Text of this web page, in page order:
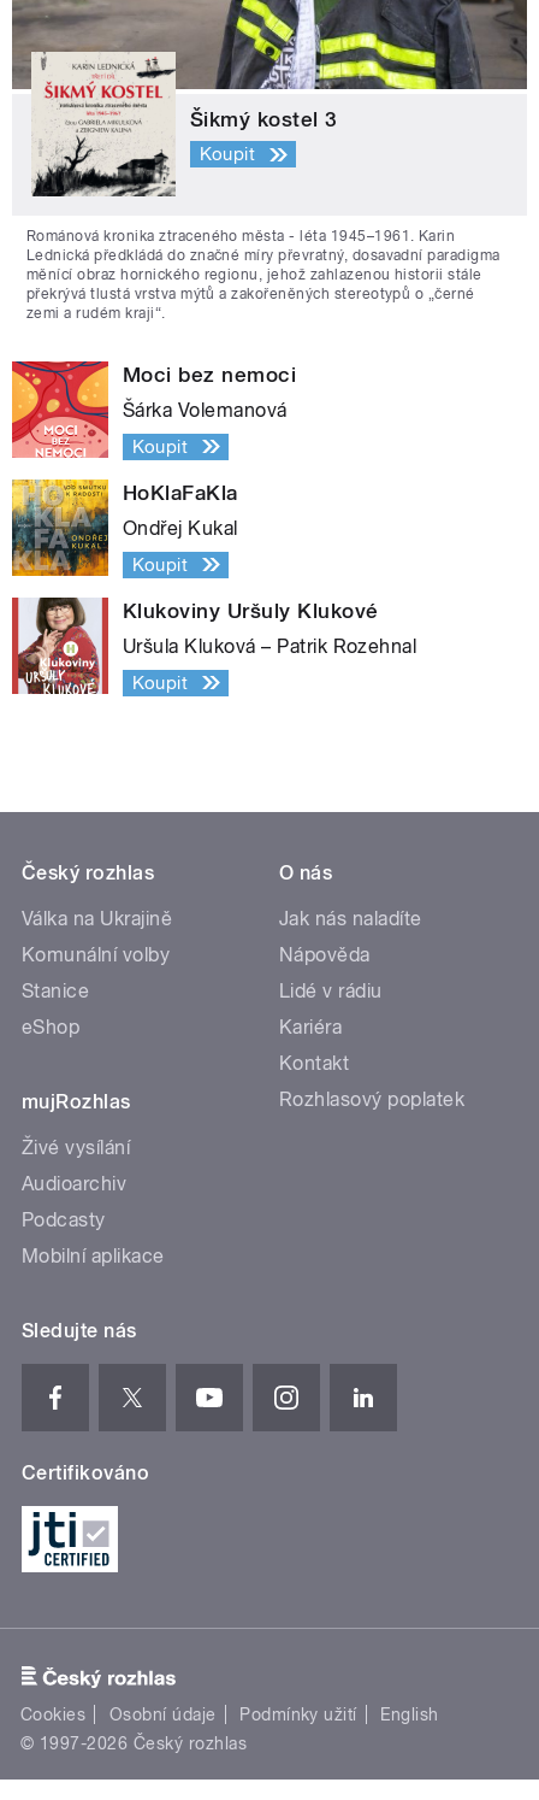
Šikmý kostel 3
Koupit
Románová kronika ztraceného města - léta 1945–1961. Karin
Lednická předkládá do značné míry převratný, dosavadní paradigma
měnící obraz hornického regionu, jehož zahlazenou historii stále
překrývá tlustá vrstva mýtů a zakořeněných stereotypů o „černé
zemi a rudém kraji“.
Moci bez nemoci
Šárka Volemanová
Koupit
HoKlaFaKla
Ondřej Kukal
Koupit
Klukoviny Uršuly Klukové
Uršula Kluková – Patrik Rozehnal
Koupit
Český rozhlas
Válka na Ukrajině
Komunální volby
Stanice
eShop
mujRozhlas
Živé vysílání
Audioarchiv
Podcasty
Mobilní aplikace
O nás
Jak nás naladíte
Nápověda
Lidé v rádiu
Kariéra
Kontakt
Rozhlasový poplatek
Sledujte nás
Certifikováno
Cookies Osobní údaje Podmínky užití
English
© 1997-2026 Český rozhlas